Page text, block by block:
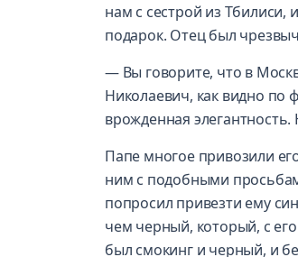
нам с сестрой из
подарок. Отец был
— Вы говорите, что в
Николаевич, как видно по
врожденная
Папе многое привозили
ним с подобными
попросил привезти ему
чем черный, который, с
был смокинг и черный, и